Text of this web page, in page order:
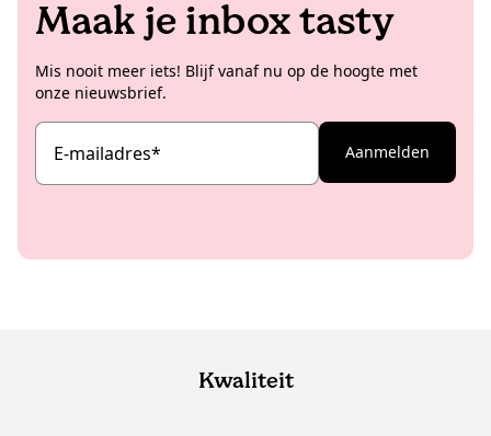
Maak je inbox tasty
Mis nooit meer iets! Blijf vanaf nu op de hoogte met
onze nieuwsbrief.
E-mailadres* Aanmelden
Kwaliteit